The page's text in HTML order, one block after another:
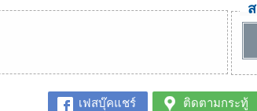
เฟสบุ๊คแชร์ ติดตามกระทู้